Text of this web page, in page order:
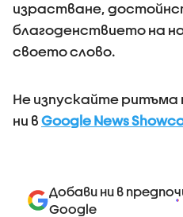
израстване,
благоденствието на
своето слово.
Не изпускайте ритъма
ни в Google News
Добави ни в
Google